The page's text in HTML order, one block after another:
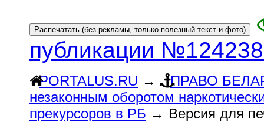
публикации
PORTALUS.RU →
ПРАВО
незаконным оборотом
прекурсоров в РБ → Версия для